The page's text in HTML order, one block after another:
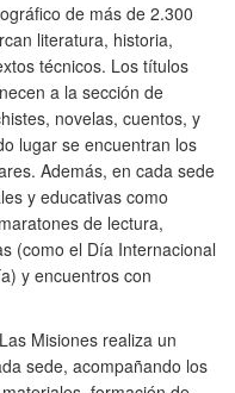
de más de 2.300
literatura, historia,
técnicos. Los títulos
a la sección de
novelas, cuentos, y
lugar se encuentran los
Además, en cada sede
y educativas como
de lectura,
(como el Día Internacional
y encuentros con
Misiones realiza un
sede, acompañando los